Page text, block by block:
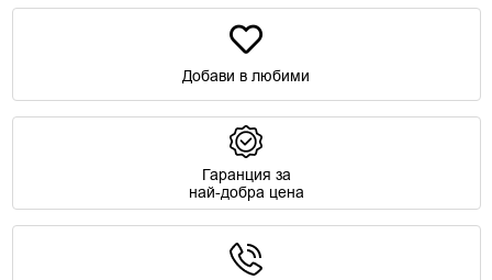
Добави в любими
Гаранция за
най-добра цена